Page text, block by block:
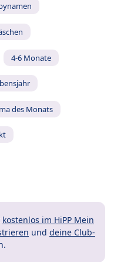
4-6 Monate
des Monats
kostenlos im HiPP Mein
und deine Club-